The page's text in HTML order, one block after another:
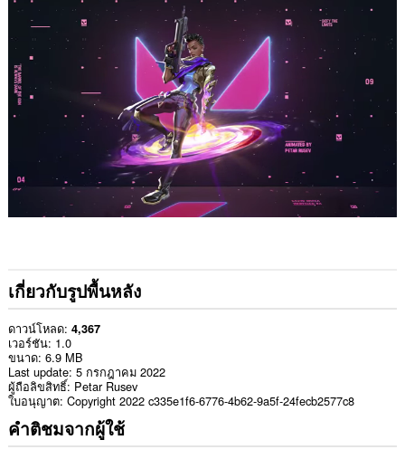
เกี่ยวกับรูปพื้นหลัง
ดาวน์โหลด 4,367
เวอร์ชัน 1.0
ขนาด 6.9 MB
Last update 5 กรกฎาคม 2022
ผู้ถือลิขสิทธิ์ Petar Rusev
ใบอนุญาต Copyright 2022 c335e1f6-6776-4b62-9a5f-24fecb2577c8
คำติชมจากผู้ใช้